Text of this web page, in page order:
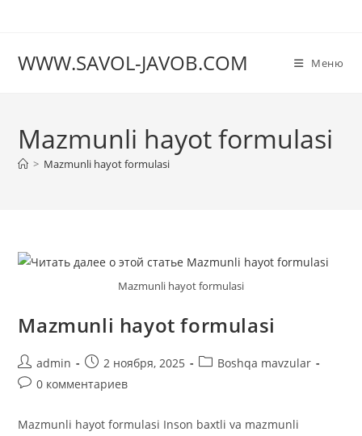
WWW.SAVOL-JAVOB.COM Меню
Mazmunli hayot formulasi
> Mazmunli hayot formulasi
Mazmunli hayot formulasi
Mazmunli hayot formulasi
Автор
записи:
admin
Запись
опубликована:
2 ноября, 2025
Рубрика
Boshqa mavzular
Комментарии
записи:
0 комментариев
Mazmunli hayot formulasi Inson baxtli va mazmunli